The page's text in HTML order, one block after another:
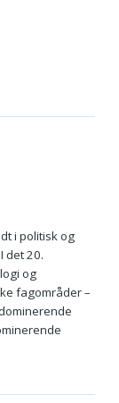
i politisk og
det 20.
og
fagområder –